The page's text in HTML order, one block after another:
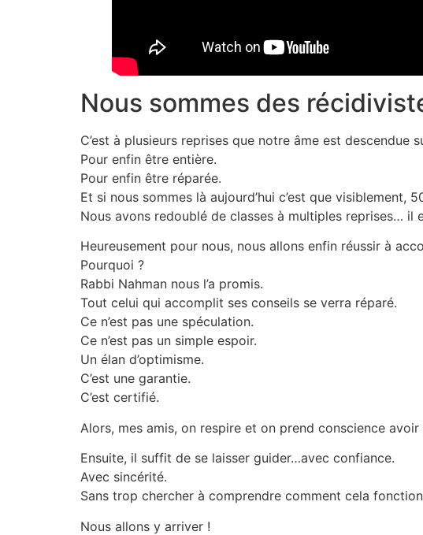
Nous sommes des
C’est à plusieurs reprises que notre âme est
Pour enfin être entière.
Pour enfin être réparée.
Et si nous sommes là aujourd’hui c’est que
Nous avons redoublé de classes à multiples reprises… il
Heureusement pour nous, nous allons enfin réussir à
Pourquoi ?
Rabbi Nahman nous l’a promis.
Tout celui qui accomplit ses conseils se verra réparé.
Ce n’est pas une spéculation.
Ce n’est pas un simple espoir.
Un élan d’optimisme.
C’est une garantie.
C’est certifié.
Alors, mes amis, on respire et on prend conscience avoir
Ensuite, il suffit de se laisser guider…avec confiance.
Avec sincérité.
Sans trop chercher à comprendre comment cela
Nous allons y arriver !